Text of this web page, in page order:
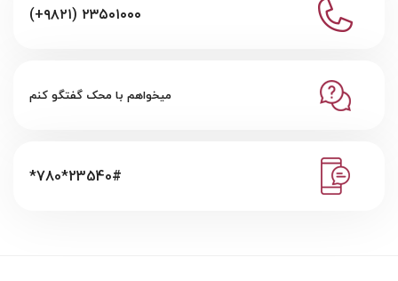
(+۹۸۲۱) ۲۳۵۰۱۰۰۰
میخواهم با محک گفتگو کنم
*780*23540#